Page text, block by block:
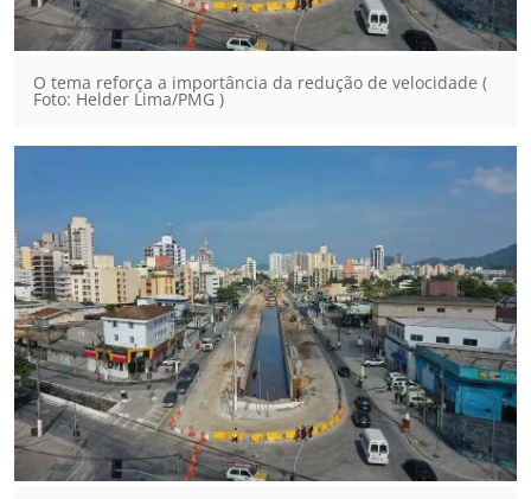
O tema reforça a importância da redução de velocidade (
Foto: Helder Lima/PMG )